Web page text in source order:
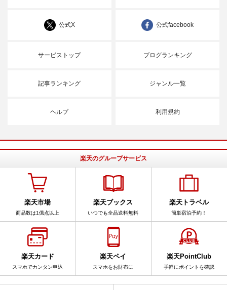
公式X 公式facebook
サービストップ ブログランキング
記事ランキング ジャンル一覧
ヘルプ 利用規約
楽天のグループサービス
楽天市場
商品数は1億点以上
楽天ブックス
いつでも全品送料無料
楽天トラベル
簡単宿泊予約！
楽天カード
スマホでカンタン申込
楽天ペイ
スマホをお財布に
楽天PointClub
手軽にポイントを確認